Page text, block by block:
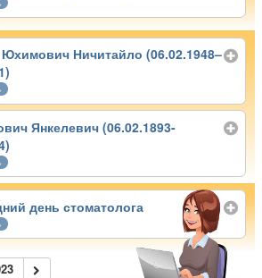
Ничитайло (06.02.1948–
Янкелевич (06.02.1893-
день стоматолога